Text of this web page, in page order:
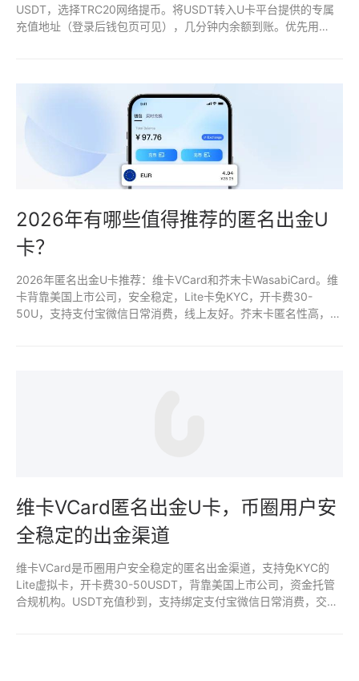
USDT，选择TRC20网络提币。将USDT转入U卡平台提供的专属
充值地址（登录后钱包页可见），几分钟内余额到账。优先用
2026年有哪些值得推荐的匿名出金U
卡？
2026年匿名出金U卡推荐：维卡VCard和芥末卡WasabiCard。维
卡背靠美国上市公司，安全稳定，Lite卡免KYC，开卡费30-
50U，支持支付宝微信日常消费，线上友好。芥末卡匿名性高，批
维卡VCard匿名出金U卡，币圈用户安
全稳定的出金渠道
维卡VCard是币圈用户安全稳定的匿名出金渠道，支持免KYC的
Lite虚拟卡，开卡费30-50USDT，背靠美国上市公司，资金托管
合规机构。USDT充值秒到，支持绑定支付宝微信日常消费，交易